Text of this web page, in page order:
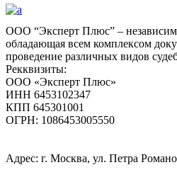
ООО “Эксперт Плюс” –
обладающая всем комплексом
проведение различных видов
Рекквизиты:
ООО «Эксперт Плюс»
ИНН 6453102347
КПП 645301001
ОГРН: 1086453005550
Адрес: г. Москва, ул. Петра